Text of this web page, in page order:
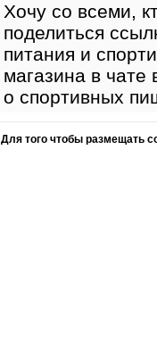
Хочу со всеми,
поделиться
питания и
магазина в чате
о спортивных
Для того чтобы размещать